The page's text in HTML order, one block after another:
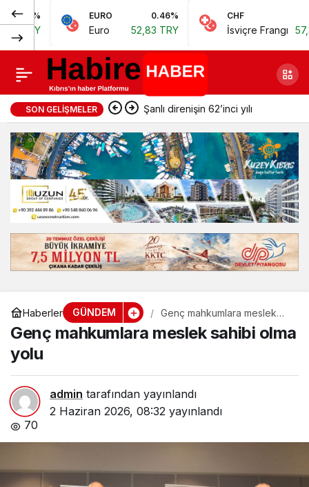
EURO 0.46%
Euro 52,83 TRY
CHF
İsviçre Frangı 57,38 TRY
SON GELIŞMELER Şanlı direnişin 62’inci yılı
Haberler GÜNDEM
Genç mahkumlara meslek
sahibi olma yolu
Genç mahkumlara meslek sahibi olma
yolu
admin tarafından yayınlandı
2 Haziran 2026, 08:32 yayınlandı
70
Çebi: “Arpa ve
buğday fiyatları bir an
önce açıklanmalı”